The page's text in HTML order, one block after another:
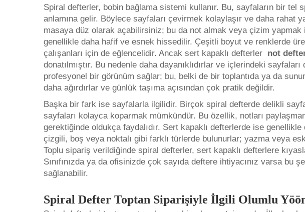
Spiral defterler, bobin bağlama sistemi kullanır. Bu, sayfaların bir tel
anlamına gelir. Böylece sayfaları çevirmek kolaylaşır ve daha rahat
masaya düz olarak açabilirsiniz; bu da not almak veya çizim
genellikle daha hafif ve esnek hissedilir. Çeşitli boyut ve renklerde
çalışanları için de eğlencelidir. Ancak sert kapaklı defterler not
donatılmıştır. Bu nedenle daha dayanıklıdırlar ve içlerindeki
profesyonel bir görünüm sağlar; bu, belki de bir toplantıda ya da
daha ağırdırlar ve günlük taşıma açısından çok pratik değildir.
Başka bir fark ise sayfalarla ilgilidir. Birçok spiral defterde delikli
sayfaları kolayca koparmak mümkündür. Bu özellik, notları
gerektiğinde oldukça faydalıdır. Sert kapaklı defterlerde ise genellikle
çizgili, boş veya noktalı gibi farklı türlerde bulunurlar; yazma veya
Toplu sipariş verildiğinde spiral defterler, sert kapaklı defterlere
Sınıfınızda ya da ofisinizde çok sayıda deftere ihtiyacınız varsa bu
sağlanabilir.
Spiral Defter Toptan Siparişiyle İlgili Olumlu